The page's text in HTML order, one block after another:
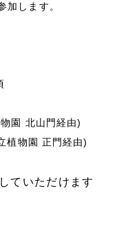
加します。
園 北山門経由)
植物園 正門経由)
ていただけます